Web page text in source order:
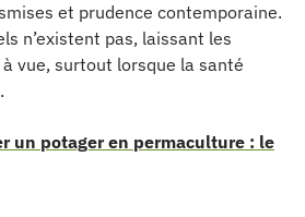
et prudence contemporaine.
n’existent pas, laissant les
vue, surtout lorsque la santé
un potager en permaculture : le